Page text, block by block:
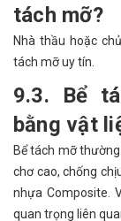
tách mỡ?
Nhà thầu hoặc
tách mỡ uy tín.
9.3. Bể
bằng vật
Bể tách mỡ
chơ cao, chống
nhựa Composite.
quan trọng liên